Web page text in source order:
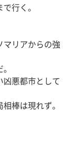
行く。
マリアからの強
悪都市として
棒は現れず。